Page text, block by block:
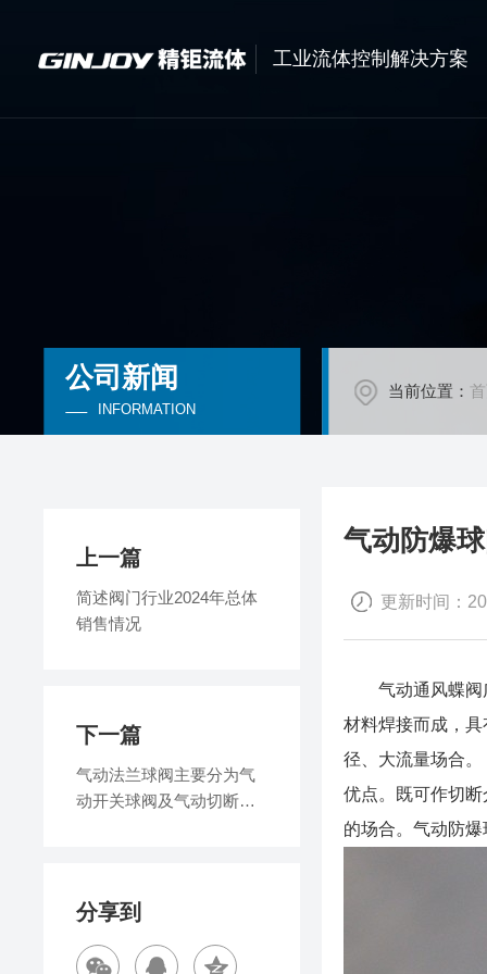
工业流体控制解决方案
公司新闻
INFORMATION
当前位置：
气动防爆
更新时间：
气动通风蝶
材料焊接而成，
径、大流量场合
优点。既可作切
的场合。气动防
上一篇
简述阀门行业2024年总体
销售情况
下一篇
​气动法兰球阀主要分为气
动开关球阀及气动切断球
分享到